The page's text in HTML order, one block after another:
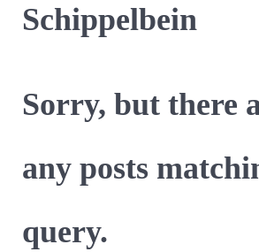
Schippelbein
Sorry, but there
any posts
query.